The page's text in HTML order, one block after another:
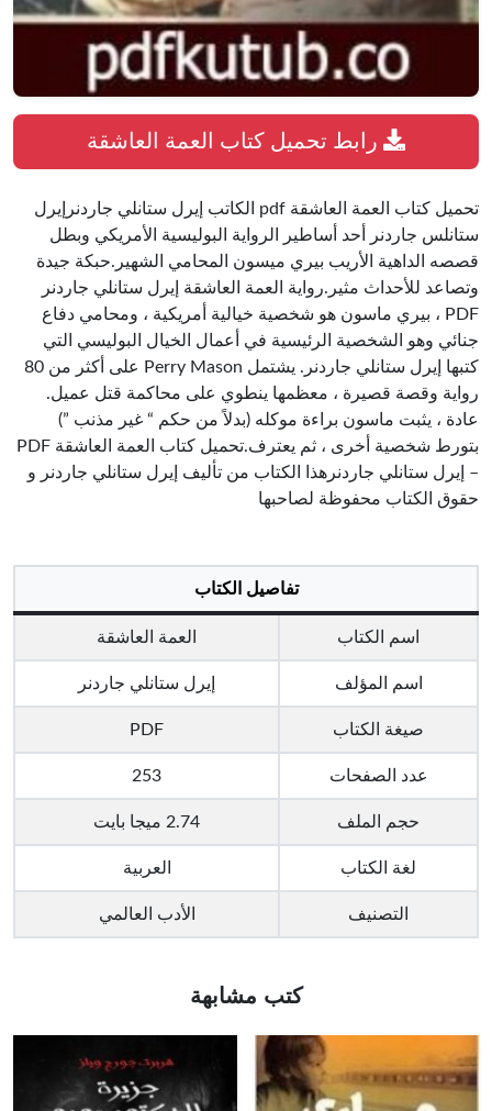
تحميل كتاب العمة العاشقة pdf الكاتب إيرل ستانلي جاردنرإيرل
ستانلس جاردنر أحد أساطير الرواية البوليسية الأمريكي وبطل
قصصه الداهية الأريب بيري ميسون المحامي الشهير.حبكة جيدة
وتصاعد للأحداث مثير.رواية العمة العاشقة إيرل ستانلي جاردنر
PDF ، بيري ماسون هو شخصية خيالية أمريكية ، ومحامي دفاع
جنائي وهو الشخصية الرئيسية في أعمال الخيال البوليسي التي
كتبها إيرل ستانلي جاردنر. يشتمل Perry Mason على أكثر من 80
رواية وقصة قصيرة ، معظمها ينطوي على محاكمة قتل عميل.
عادة ، يثبت ماسون براءة موكله (بدلاً من حكم “ غير مذنب ”)
بتورط شخصية أخرى ، ثم يعترف.تحميل كتاب العمة العاشقة PDF
– إيرل ستانلي جاردنرهذا الكتاب من تأليف إيرل ستانلي جاردنر و
حقوق الكتاب محفوظة لصاحبها
تفاصيل الكتاب
اسم الكتاب العمة العاشقة
اسم المؤلف إيرل ستانلي جاردنر
صيغة الكتاب PDF
عدد الصفحات 253
حجم الملف 2.74 ميجا بايت
لغة الكتاب العربية
التصنيف الأدب العالمي
كتب مشابهة